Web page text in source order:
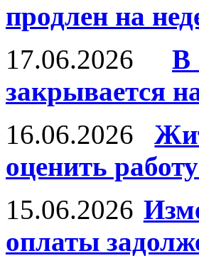
продлен на
17.06.2026
В
закрывается
16.06.2026
оценить
15.06.2026
оплаты